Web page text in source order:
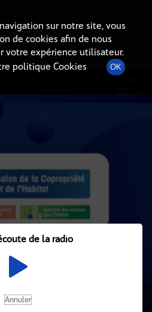
L'ÉMISSION
sur notre site, vous
de cookies afin de nous
votre expérience utilisateur.
politique Cookies
OK
de la radio
Annuler